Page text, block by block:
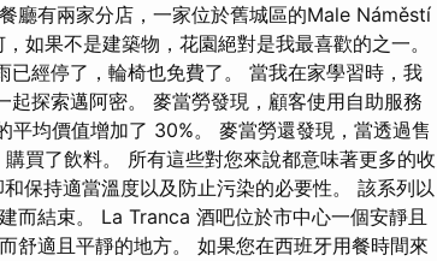
廳有兩家分店，一家位於舊城區的Male Náměstí
如果不是建築物，花園絕對是我最喜歡的之一。
經停了，輪椅也免費了。 當我在家學習時，我
探索邁阿密。 麥當勞發現，顧客使用自助服務
均價值增加了 30%。 麥當勞還發現，當透過售​​
買了飲料。 所有這些對您來說都意味著更多的收
保持適當溫度以及防止污染的必要性。 該系列以
而結束。 La Tranca 酒吧位於市中心一個安靜且
舒適且平靜的地方。 如果您在西班牙用餐時間來